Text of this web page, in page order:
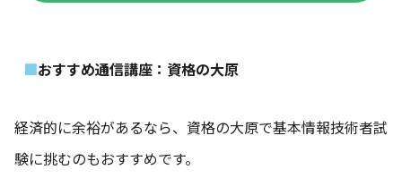
おすすめ通信講座：資格の大原
経済的に余裕があるなら、資格の大原で基本情報技術者試
験に挑むのもおすすめです。